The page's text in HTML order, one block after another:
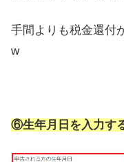
手間よりも税金還付
w
⑥生年月日を入力す